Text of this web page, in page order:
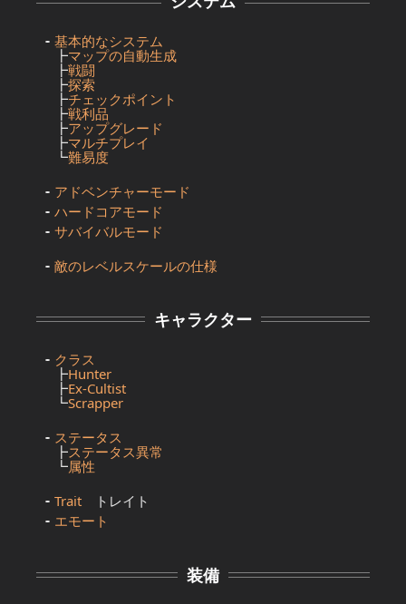
基本的なシステム
┣マップの自動生成
┣戦闘
┣探索
┣チェックポイント
┣戦利品
┣アップグレード
┣マルチプレイ
┗難易度
アドベンチャーモード
ハードコアモード
サバイバルモード
敵のレベルスケールの仕様
キャラクター
クラス
┣Hunter
┣Ex-Cultist
┗Scrapper
ステータス
┣ステータス異常
┗属性
Trait トレイト
エモート
装備